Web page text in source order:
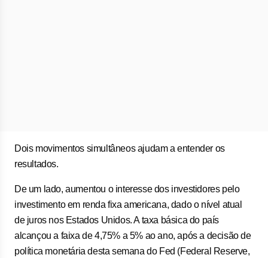
Dois movimentos simultâneos ajudam a entender os
resultados.
De um lado, aumentou o interesse dos investidores pelo
investimento em renda fixa americana, dado o nível atual
de juros nos Estados Unidos. A taxa básica do país
alcançou a faixa de 4,75% a 5% ao ano, após a decisão de
política monetária desta semana do Fed (Federal Reserve,